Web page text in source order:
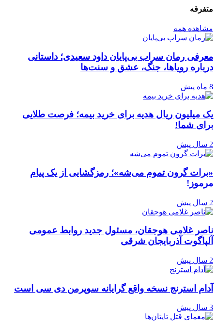
متفرقه
مشاهده همه
معرفی رمان سراب بی‌پایان داود سعیدی؛ داستانی
درباره رویاها، جنگ، عشق و سنت‌ها
8 ماه پیش
یک میلیون ریال هدیه برای خرید بیمه؛ فرصت طلایی
برای شما!
2 سال پیش
«برات گرون تموم می‌شه»؛ رمزگشایی از یک پیام
مرموز!
2 سال پیش
ناصر غلامی هوجقان، مسئول جدید روابط عمومی
آلپاگوت آذربایجان شرقی
2 سال پیش
آدام استرنج نسخه واقع گرایانه سوپرمن دی سی است
3 سال پیش